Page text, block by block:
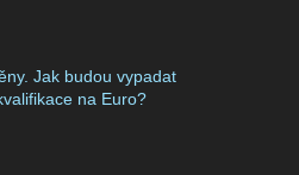
Jak budou vypadat
na Euro?